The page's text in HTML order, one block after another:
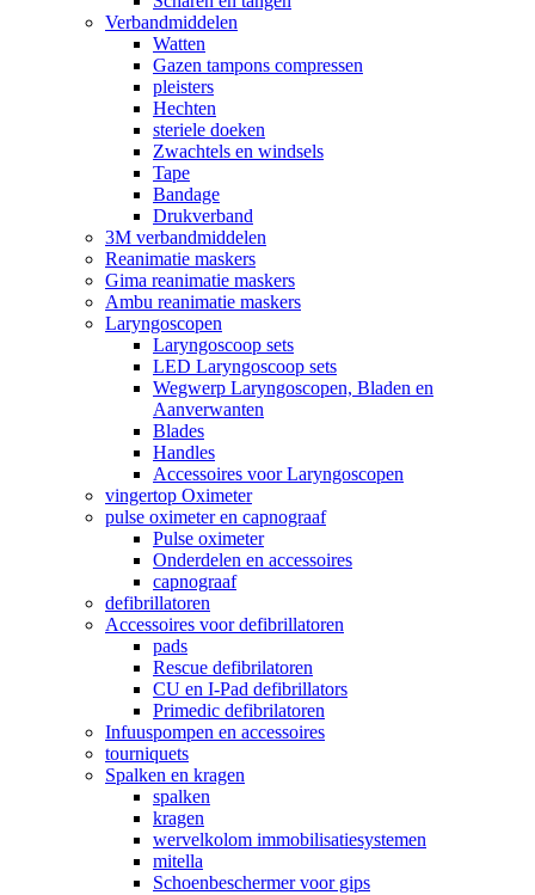
Verbandmiddelen
Watten
Gazen tampons compressen
pleisters
Hechten
steriele doeken
Zwachtels en windsels
Tape
Bandage
Drukverband
3M verbandmiddelen
Reanimatie maskers
Gima reanimatie maskers
Ambu reanimatie maskers
Laryngoscopen
Laryngoscoop sets
LED Laryngoscoop sets
Wegwerp Laryngoscopen, Bladen en
Aanverwanten
Blades
Handles
Accessoires voor Laryngoscopen
vingertop Oximeter
pulse oximeter en capnograaf
Pulse oximeter
Onderdelen en accessoires
capnograaf
defibrillatoren
Accessoires voor defibrillatoren
pads
Rescue defibrilatoren
CU en I-Pad defibrillators
Primedic defibrilatoren
Infuuspompen en accessoires
tourniquets
Spalken en kragen
spalken
kragen
wervelkolom immobilisatiesystemen
mitella
Schoenbeschermer voor gips